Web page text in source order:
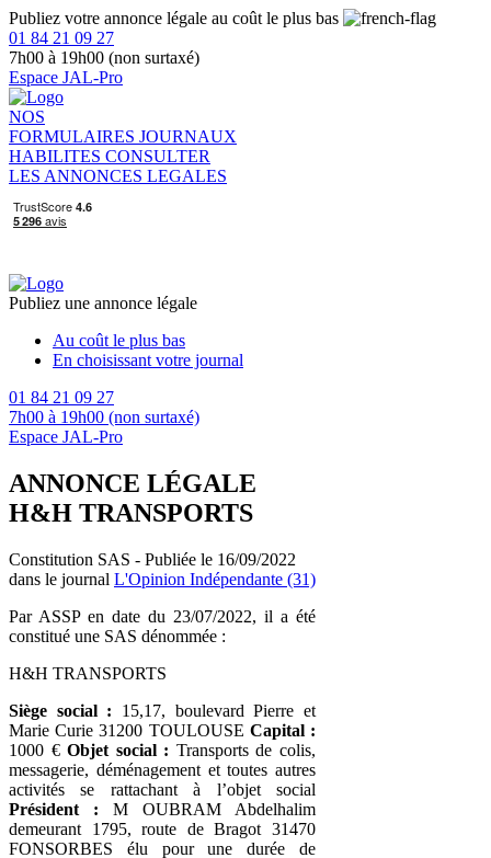
Publiez votre annonce légale au coût le plus bas
01 84 21 09 27
7h00 à 19h00 (non surtaxé)
Espace JAL-Pro
NOS
FORMULAIRES JOURNAUX
HABILITES CONSULTER
LES ANNONCES LEGALES
Publiez une annonce légale
Au coût le plus bas
En choisissant votre journal
01 84 21 09 27
7h00 à 19h00 (non surtaxé)
Espace JAL-Pro
ANNONCE LÉGALE
H&H TRANSPORTS
Constitution SAS - Publiée le 16/09/2022
dans le journal L'Opinion Indépendante (31)
Par ASSP en date du 23/07/2022, il a été
constitué une SAS dénommée :
H&H TRANSPORTS
Siège social : 15,17, boulevard Pierre et
Marie Curie 31200 TOULOUSE Capital :
1000 €Objet social : Transports de colis,
messagerie, déménagement et toutes autres
activités se rattachant à l’objet social
Président : M OUBRAM Abdelhalim
demeurant 1795, route de Bragot 31470
FONSORBES élu pour une durée de